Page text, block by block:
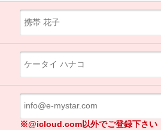
※@icloud.com以外でご登録下さい